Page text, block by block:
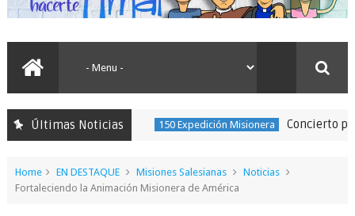
Últimas Noticias 150 Expedición Misionera Concierto por
Home EN DESTAQUE Misiones Salesianas
Noticias
Fortaleciendo la Animación Misionera de América